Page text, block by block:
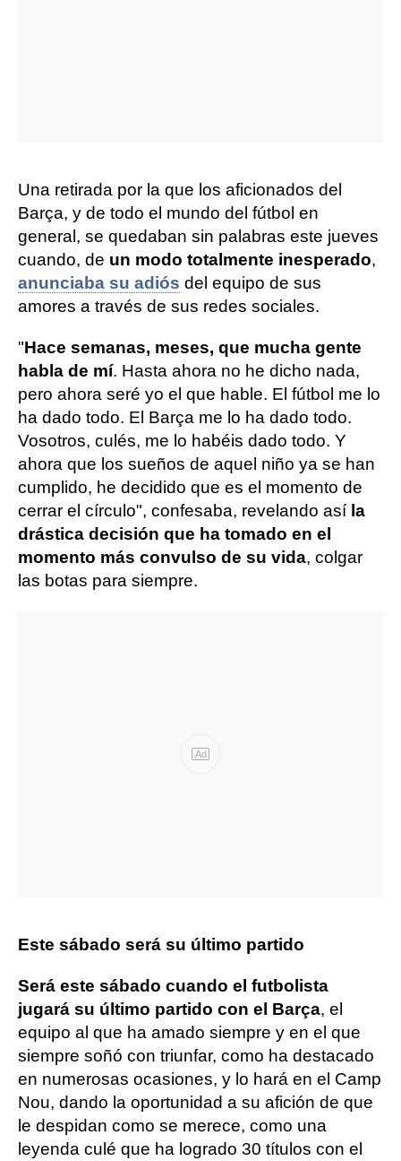
Una retirada por la que los aficionados del
Barça, y de todo el mundo del fútbol en
general, se quedaban sin palabras este jueves
cuando, de un modo totalmente inesperado,
anunciaba su adiós del equipo de sus
amores a través de sus redes sociales.
"Hace semanas, meses, que mucha gente
habla de mí. Hasta ahora no he dicho nada,
pero ahora seré yo el que hable. El fútbol me lo
ha dado todo. El Barça me lo ha dado todo.
Vosotros, culés, me lo habéis dado todo. Y
ahora que los sueños de aquel niño ya se han
cumplido, he decidido que es el momento de
cerrar el círculo", confesaba, revelando así la
drástica decisión que ha tomado en el
momento más convulso de su vida, colgar
las botas para siempre.
Ad
Este sábado será su último partido
Será este sábado cuando el futbolista
jugará su último partido con el Barça, el
equipo al que ha amado siempre y en el que
siempre soñó con triunfar, como ha destacado
en numerosas ocasiones, y lo hará en el Camp
Nou, dando la oportunidad a su afición de que
le despidan como se merece, como una
leyenda culé que ha logrado 30 títulos con el